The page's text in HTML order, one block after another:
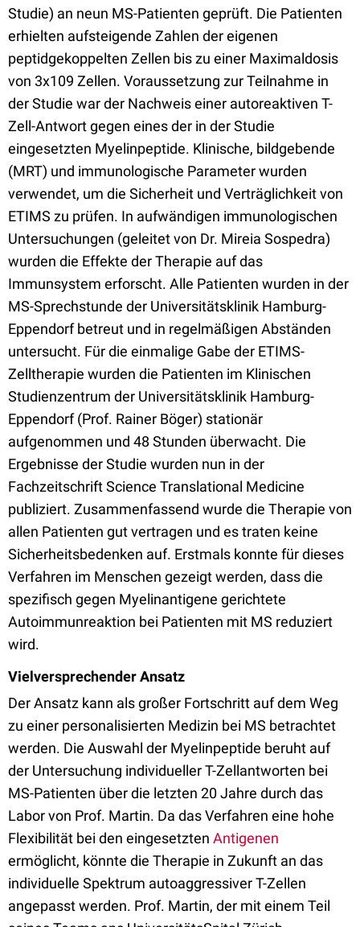
Studie) an neun MS-Patienten geprüft. Die Patienten
erhielten aufsteigende Zahlen der eigenen
peptidgekoppelten Zellen bis zu einer Maximaldosis
von 3x109 Zellen. Voraussetzung zur Teilnahme in
der Studie war der Nachweis einer autoreaktiven T-
Zell-Antwort gegen eines der in der Studie
eingesetzten Myelinpeptide. Klinische, bildgebende
(MRT) und immunologische Parameter wurden
verwendet, um die Sicherheit und Verträglichkeit von
ETIMS zu prüfen. In aufwändigen immunologischen
Untersuchungen (geleitet von Dr. Mireia Sospedra)
wurden die Effekte der Therapie auf das
Immunsystem erforscht. Alle Patienten wurden in der
MS-Sprechstunde der Universitätsklinik Hamburg-
Eppendorf betreut und in regelmäßigen Abständen
untersucht. Für die einmalige Gabe der ETIMS-
Zelltherapie wurden die Patienten im Klinischen
Studienzentrum der Universitätsklinik Hamburg-
Eppendorf (Prof. Rainer Böger) stationär
aufgenommen und 48 Stunden überwacht. Die
Ergebnisse der Studie wurden nun in der
Fachzeitschrift Science Translational Medicine
publiziert. Zusammenfassend wurde die Therapie von
allen Patienten gut vertragen und es traten keine
Sicherheitsbedenken auf. Erstmals konnte für dieses
Verfahren im Menschen gezeigt werden, dass die
spezifisch gegen Myelinantigene gerichtete
Autoimmunreaktion bei Patienten mit MS reduziert
wird.
Vielversprechender Ansatz
Der Ansatz kann als großer Fortschritt auf dem Weg
zu einer personalisierten Medizin bei MS betrachtet
werden. Die Auswahl der Myelinpeptide beruht auf
der Untersuchung individueller T-Zellantworten bei
MS-Patienten über die letzten 20 Jahre durch das
Labor von Prof. Martin. Da das Verfahren eine hohe
Flexibilität bei den eingesetzten Antigenen
ermöglicht, könnte die Therapie in Zukunft an das
individuelle Spektrum autoaggressiver T-Zellen
angepasst werden. Prof. Martin, der mit einem Teil